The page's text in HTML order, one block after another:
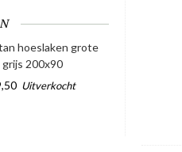
hoeslaken grote
200x90
Uitverkocht